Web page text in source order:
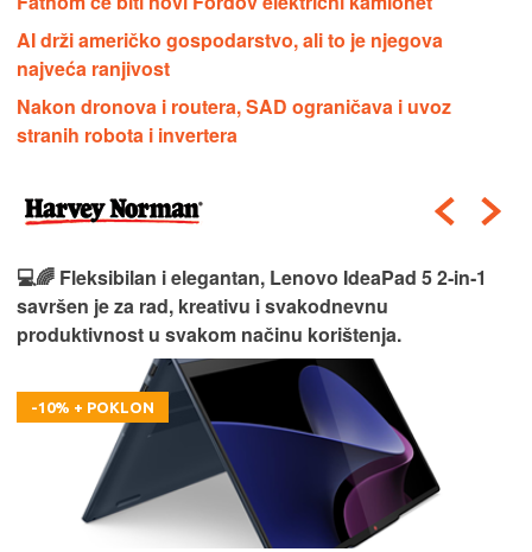
AI drži američko gospodarstvo, ali to je njegova
najveća ranjivost
Nakon dronova i routera, SAD ograničava i uvoz
stranih robota i invertera
💻🌈 Fleksibilan i elegantan, Lenovo IdeaPad 5 2‑in‑1
savršen je za rad, kreativu i svakodnevnu
produktivnost u svakom načinu korištenja.
-10% + POKLON